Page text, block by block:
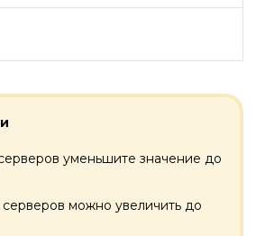
уменьшите значение до
можно увеличить до